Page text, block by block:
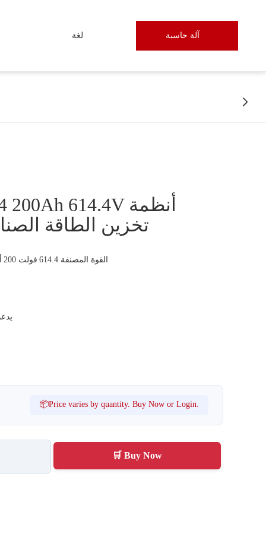
لغة آلة حاسبة

تخزين الطاقة
القوة المصنفة 614.4 فولت 200 أمبير ساعة (122.88 كيلوواط ساعة)
📦Price varies by quantity. Buy Now or Login.
🛒 Buy Now